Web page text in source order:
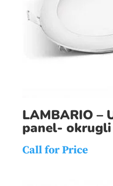
LAMBARIO –
panel-
Call for Price